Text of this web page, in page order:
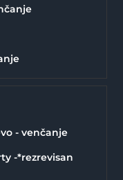
- venčanje
-*rezrevisan